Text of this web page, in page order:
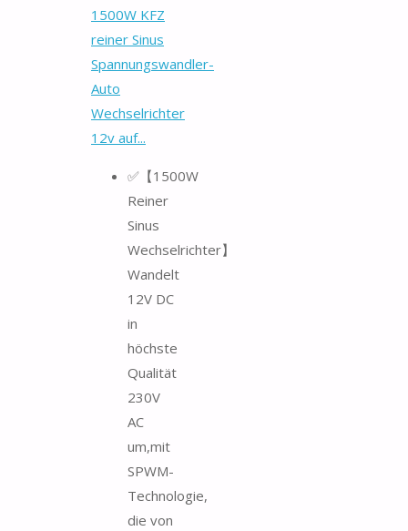
1500W KFZ
reiner Sinus
Spannungswandler-
Auto
Wechselrichter
12v auf...
✅【1500W
Reiner
Sinus
Wechselrichter】
Wandelt
12V DC
in
höchste
Qualität
230V
AC
um,mit
SPWM-
Technologie,
die von